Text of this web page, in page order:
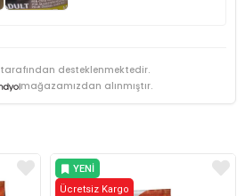
tarafından desteklenmektedir.
mağazamızdan alınmıştır.
YENI
ÜRÜN
Ücretsiz Kargo